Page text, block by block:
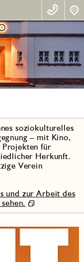
soziokulturelles
– mit Kino,
Projekten für
Herkunft.
Verein
und zur Arbeit des